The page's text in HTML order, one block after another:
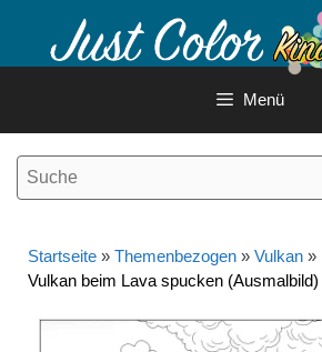
Inhalt
Menü
Startseite » Themenbezogen » Vulkan »
Vulkan beim Lava spucken (Ausmalbild)